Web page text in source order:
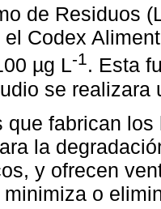
de Residuos
Codex
µg L-1. Esta
se
que fabrican
la
y ofrecen
o